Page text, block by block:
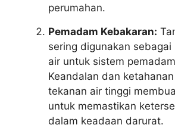
perumahan.
Pemadam Kebakaran:
sering digunakan sebagai
air untuk sistem
Keandalan dan
tekanan air tinggi
untuk memastikan
dalam keadaan darurat.